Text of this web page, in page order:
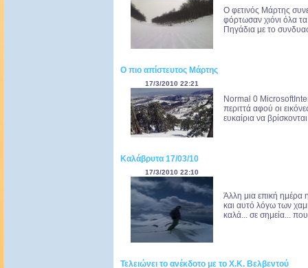
O φετινός Μάρτης
φόρτωσαν χιόνι όλα
Πηγάδια με το
Ο πιο απίστευτος Μάρτης
17/3/2010 22:21
Normal 0
περιττά αφού οι
ευκαίρια να
Καλάβρυτα 17/03/10
17/3/2010 22:10
Άλλη μια επική ημέρα
και αυτό λόγω των
καλά... σε σημεία...
Τελειώνει το ανέκδοτο με το Χ.Κ. Βελβεντού